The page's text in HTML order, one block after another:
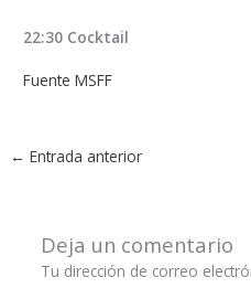
22:30 Cocktail
Fuente MSFF
← Entrada anterior
Deja un comentario
Tu dirección de correo